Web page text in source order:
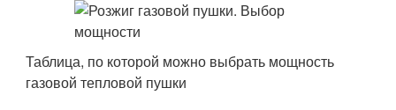
Таблица, по которой можно выбрать мощность
газовой тепловой пушки